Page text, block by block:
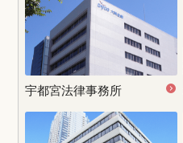
宇都宮法律事務所